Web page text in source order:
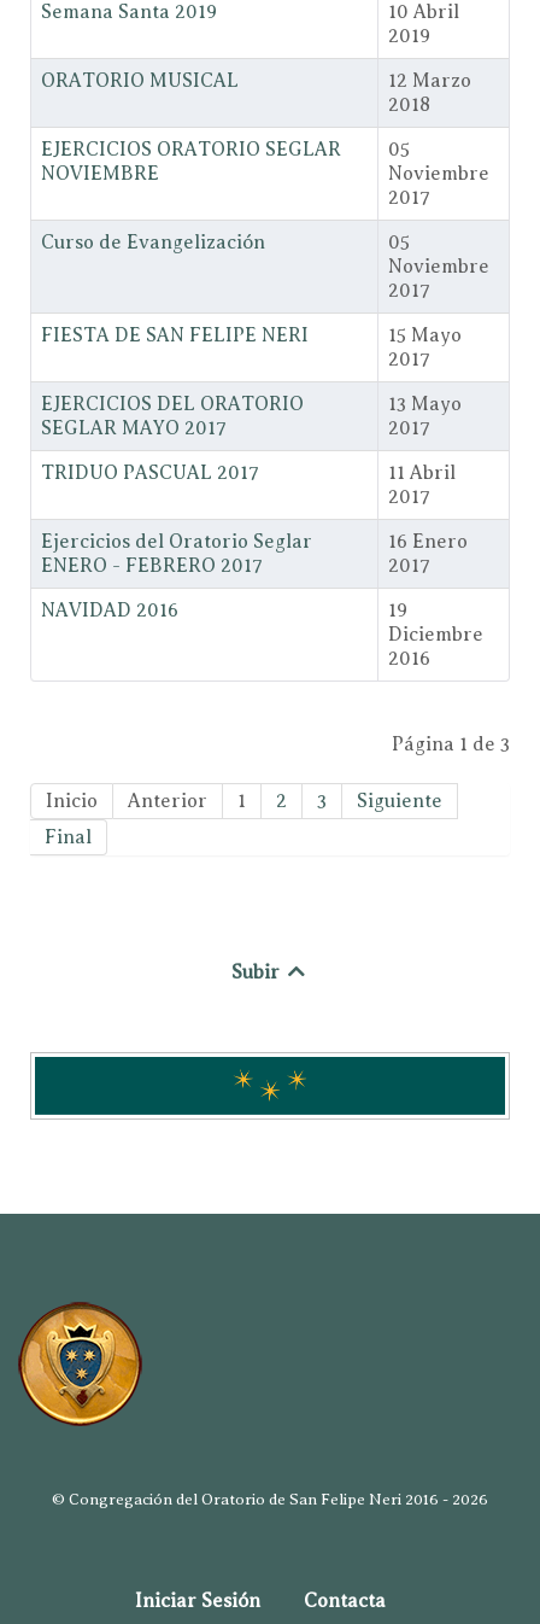
Semana Santa 2019
10 Abril
2019
ORATORIO MUSICAL
12 Marzo
2018
EJERCICIOS ORATORIO SEGLAR
NOVIEMBRE
05
Noviembre
2017
Curso de Evangelización
05
Noviembre
2017
FIESTA DE SAN FELIPE NERI
15 Mayo
2017
EJERCICIOS DEL ORATORIO
SEGLAR MAYO 2017
13 Mayo
2017
TRIDUO PASCUAL 2017
11 Abril
2017
Ejercicios del Oratorio Seglar
ENERO - FEBRERO 2017
16 Enero
2017
NAVIDAD 2016
19
Diciembre
2016
Página 1 de 3
Inicio Anterior 1 2 3
Siguiente
Final
Subir
© Congregación del Oratorio de San Felipe Neri 2016 - 2026
Iniciar Sesión Contacta